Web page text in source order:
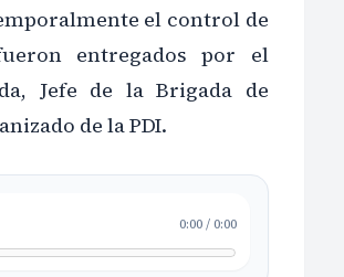
el control de
entregados por el
Jefe de la Brigada de
de la PDI.
0:00/0:00